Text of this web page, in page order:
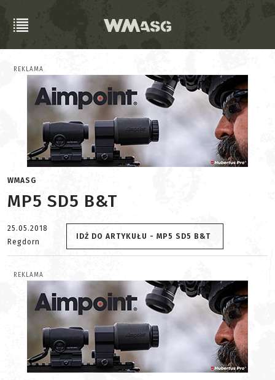
REKLAMA
WMASG
MP5 SD5 B&T
25.05.2018
Regdorn
IDŹ DO ARTYKUŁU - MP5 SD5 B&T
REKLAMA